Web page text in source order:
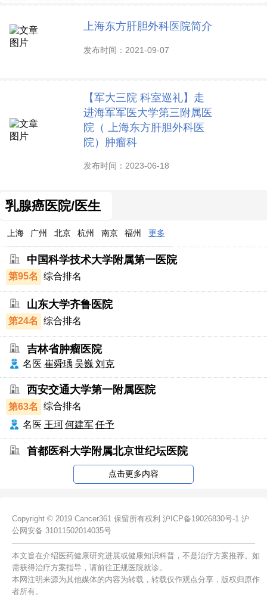
上海东方肝胆外科医院简介
发布时间：2021-09-07
【军大三院 科室巡礼】走
进海军军医大学第三附属医
院（ 上海东方肝胆外科医
院）肿瘤科
发布时间：2023-06-18
乳腺癌医院/医生
上海 广州 北京 杭州 南京 福州 更多
中国科学技术大学附属第一医院
第95名 综合排名
山东大学齐鲁医院
第24名 综合排名
吉林省肿瘤医院
名医 崔舜瑀 吴巍 刘克
西安交通大学第一附属医院
第63名
综合排名
名医 王珂 何建军任予
首都医科大学附属北京世纪坛医院
点击更多内容
Copyright © 2019 Cancer361 保留所有权利 沪ICP备19026830号-1 沪
公网安备 31011502014035号
本文旨在介绍医药健康研究进展或健康知识科普，不是治疗方案推荐。如
需获得治疗方案指导，请前往正规医院就诊。
本网注明来源为其他媒体的内容为转载，转载仅作观点分享，版权归原作
者所有。